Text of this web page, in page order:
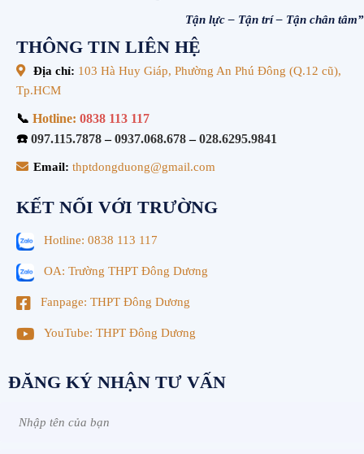
Tận lực – Tận trí – Tận chân tâm”
THÔNG TIN LIÊN HỆ
Địa chỉ: 103 Hà Huy Giáp, Phường An Phú Đông (Q.12 cũ),
Tp.HCM
📞 Hotline: 0838 113 117
☎️ 097.115.7878–0937.068.678–028.6295.9841
Email: thptdongduong@gmail.com
KẾT NỐI VỚI TRƯỜNG
Hotline: 0838 113 117
OA: Trường THPT Đông Dương
Fanpage: THPT Đông Dương
YouTube: THPT Đông Dương
ĐĂNG KÝ NHẬN TƯ VẤN